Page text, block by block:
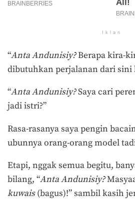
Iklan
“Anta Andunisiy?Berapa kira-
dibutuhkan perjalanan dari sini
“Anta Andunisiy?Saya cari
jadi istri?”
Rasa-rasanya saya pengin
ubunnya orang-orang model
Etapi, nggak semua begitu,
bilang, “Anta Andunisiy?
kuwais(bagus)!” sambil kasih